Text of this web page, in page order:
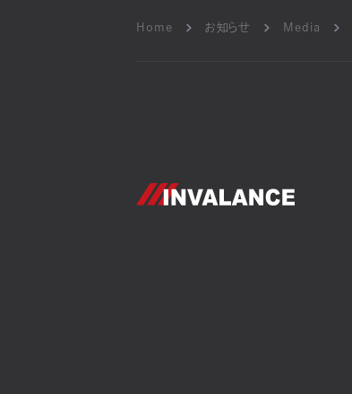
Home お知らせ Media